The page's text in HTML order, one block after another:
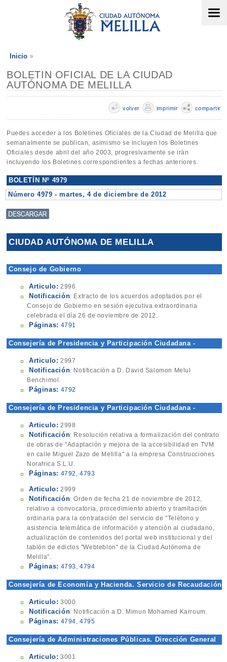
Inicio
BOLETIN OFICIAL DE LA CIUDAD
AUTÓNOMA DE MELILLA
volver imprimir compartir
Puedes acceder a los Boletines Oficiales de la Ciudad de Melilla que
semanalmente se publican, asimismo se incluyen los Boletines
Oficiales desde abril del año 2003, progresivamente se irán
incluyendo los Boletines correspondientes a fechas anteriores.
BOLETÍN Nº 4979
Número 4979 - martes, 4 de diciembre de 2012
CIUDAD AUTÓNOMA DE MELILLA
Consejo de Gobierno
Articulo: 2996
Notificación: Extracto de los acuerdos adoptados por el
Consejo de Gobierno en sesión ejecutiva extraordinaria
celebrada el día 26 de noviembre de 2012.
Páginas: 4791
Consejería de Presidencia y Participación Ciudadana -
Articulo: 2997
Notificación: Notificación a D. David Salomon Melul
Benchimol.
Páginas: 4792
Consejería de Presidencia y Participación Ciudadana -
Articulo: 2998
Notificación: Resolución relativa a formalización del contrato
de obras de "Adaptación y mejora de la accesibilidad en TVM
en calle Miguel Zazo de Melilla" a la empresa Construcciones
Norafrica S.L.U.
Páginas: 4792 ,4793
Articulo: 2999
Notificación: Orden de fecha 21 de noviembre de 2012,
relativo a convocatoria, procedimiento abierto y tramitación
ordinaria para la contratación del servicio de "Teléfono y
asistencia telemática de información y atención al ciudadano,
actualización de contenidos del portal web institucional y del
tablón de edictos "Webteblon" de la Ciudad Autónoma de
Melilla".
Páginas: 4793 ,4794
Consejería de Economía y Hacienda. Servicio de Recaudación
Articulo: 3000
Notificación: Notificación a D. Mimun Mohamed Karroum.
Páginas: 4794,4795
Consejería de Administraciones Públicas. Dirección General
Articulo: 3001